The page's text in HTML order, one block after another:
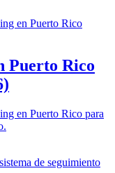
Puerto Rico
en Puerto Rico para